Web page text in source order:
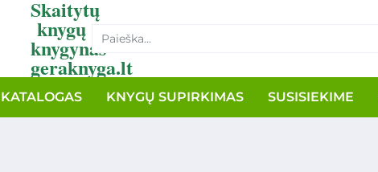
Skaitytų
knygų
knygynas
geraknyga.lt
KATALOGAS KNYGŲ SUPIRKIMAS SUSISIEKIME